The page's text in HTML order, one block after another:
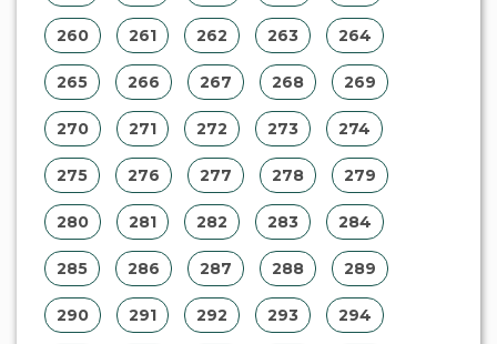
260 261 262 263 264
265 266 267 268 269
270 271 272 273 274
275 276 277 278 279
280 281 282 283 284
285 286 287 288 289
290 291 292 293 294